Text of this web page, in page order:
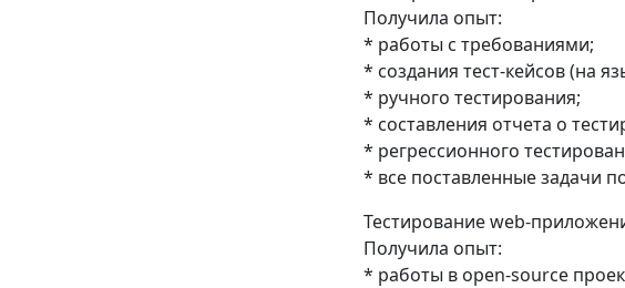
Получила опыт:
* работы с требованиями;
* создания тест-кейсов (на
* ручного тестирования;
* составления отчета о
* регрессионного
* все поставленные задачи
Тестирование web-
Получила опыт:
* работы в open-source